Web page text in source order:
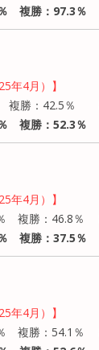
複勝：97.3％
年4月）】
複勝：42.5％
複勝：52.3％
年4月）】
複勝：46.8％
複勝：37.5％
年4月）】
複勝：54.1％